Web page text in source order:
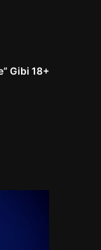
Gibi 18+